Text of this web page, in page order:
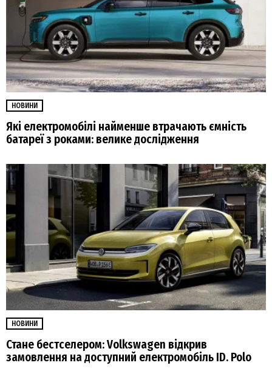
НОВИНИ
Які електромобілі найменше втрачають ємність
батареї з роками: велике дослідження
НОВИНИ
Стане бестселером: Volkswagen відкрив
замовлення на доступний електромобіль ID. Polo